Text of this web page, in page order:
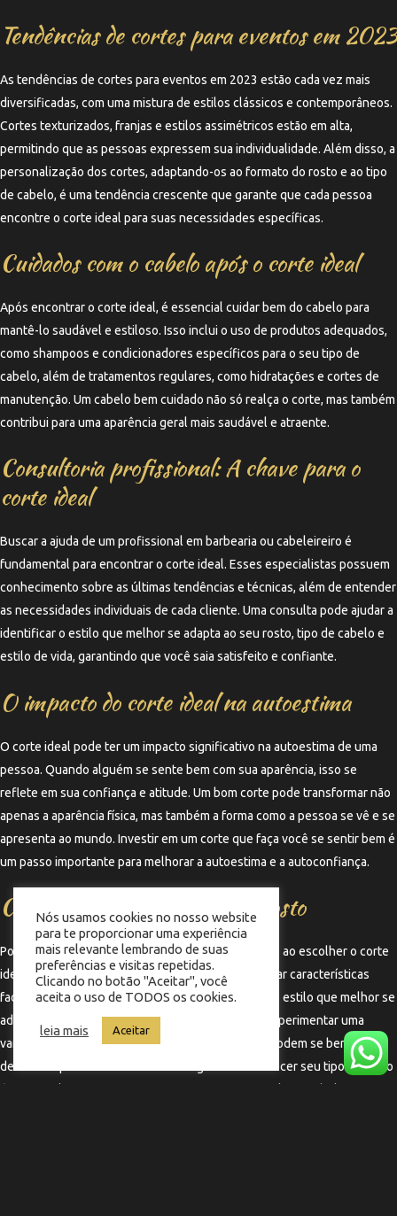
Tendências de cortes para eventos em 2023
As tendências de cortes para eventos em 2023 estão cada vez mais
diversificadas, com uma mistura de estilos clássicos e contemporâneos.
Cortes texturizados, franjas e estilos assimétricos estão em alta,
permitindo que as pessoas expressem sua individualidade. Além disso, a
personalização dos cortes, adaptando-os ao formato do rosto e ao tipo
de cabelo, é uma tendência crescente que garante que cada pessoa
encontre o corte ideal para suas necessidades específicas.
Cuidados com o cabelo após o corte ideal
Após encontrar o corte ideal, é essencial cuidar bem do cabelo para
mantê-lo saudável e estiloso. Isso inclui o uso de produtos adequados,
como shampoos e condicionadores específicos para o seu tipo de
cabelo, além de tratamentos regulares, como hidratações e cortes de
manutenção. Um cabelo bem cuidado não só realça o corte, mas também
contribui para uma aparência geral mais saudável e atraente.
Consultoria profissional: A chave para o
corte ideal
Buscar a ajuda de um profissional em barbearia ou cabeleireiro é
fundamental para encontrar o corte ideal. Esses especialistas possuem
conhecimento sobre as últimas tendências e técnicas, além de entender
as necessidades individuais de cada cliente. Uma consulta pode ajudar a
identificar o estilo que melhor se adapta ao seu rosto, tipo de cabelo e
estilo de vida, garantindo que você saia satisfeito e confiante.
O impacto do corte ideal na autoestima
O corte ideal pode ter um impacto significativo na autoestima de uma
pessoa. Quando alguém se sente bem com sua aparência, isso se
reflete em sua confiança e atitude. Um bom corte pode transformar não
apenas a aparência física, mas também a forma como a pessoa se vê e se
apresenta ao mundo. Investir em um corte que faça você se sentir bem é
um passo importante para melhorar a autoestima e a autoconfiança.
Corte ideal para cada tipo de rosto
Por fim, é importante considerar o formato do rosto ao escolher o corte
ideal. Cortes diferentes podem acentuar ou suavizar características
faciais, e um bom profissional saberá recomendar o estilo que melhor se
adapta a você. Por exemplo, rostos ovais podem experimentar uma
variedade de cortes, enquanto rostos quadrados podem se beneficiar
de cortes que suavizam as linhas angulares. Conhecer seu tipo de rosto
Nós usamos cookies no nosso website
para te proporcionar uma experiência
mais relevante lembrando de suas
preferências e visitas repetidas.
Clicando no botão "Aceitar", você
aceita o uso de TODOS os cookies.
leia mais Aceitar